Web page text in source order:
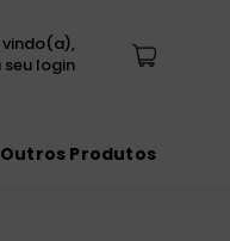
Outros Produtos